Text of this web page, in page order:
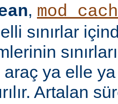
,
sınırlar
araç ya elle
Artalan